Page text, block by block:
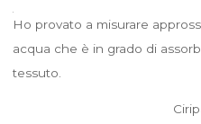
Ho provato a misurare
acqua che è in grado di
tessuto.